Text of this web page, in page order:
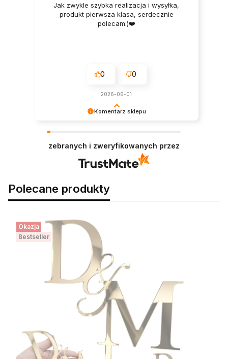
Komentarz sklepu
Jak zwykle szybka realizacja i wysyłka,
produkt pierwsza klasa, serdecznie
polecam:)❤️
0 0
2026-06-01
zebranych i zweryfikowanych przez
Polecane produkty
Okazja
Bestseller